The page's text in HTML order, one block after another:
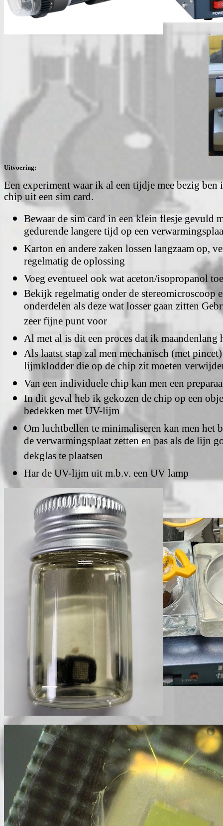
Uitvoering:
Een experiment waar ik al een tijdje mee bezig ben
chip uit een sim card.
Bewaar de sim card in een klein flesje gevuld
gedurende langere tijd op een
Karton en andere zaken lossen langzaam op,
regelmatig de oplossing
Voeg eventueel ook wat aceton/isopropanol toe
Bekijk regelmatig onder de stereomicroscoop
onderdelen als deze wat losser gaan zitten
zeer fijne punt voor
Al met al is dit een proces dat ik maandenlang
Als laatst stap zal men mechanisch (met
lijmklodder die op de chip zit moeten
Van een individuele chip kan men een
In dit geval heb ik gekozen de chip op een
bedekken met UV-lijm
Om luchtbellen te minimaliseren kan men het
de verwarmingsplaat zetten en pas als de lijn
dekglas te plaatsen
Har de UV-lijm uit m.b.v. een UV lamp